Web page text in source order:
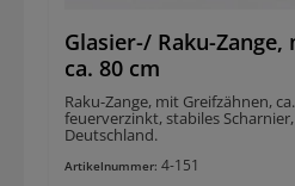
Glasier-/ Raku-
ca. 80 cm
Raku-Zange, mit Greifzähnen,
feuerverzinkt, stabiles
Deutschland.
Artikelnummer: 4-151